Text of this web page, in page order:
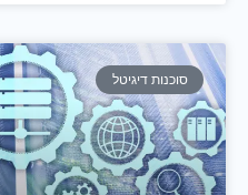
סוכנות דיגיטל